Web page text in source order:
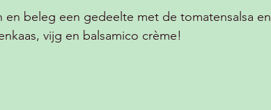
beleg een gedeelte met de tomatensalsa en
vijg en balsamico crème!